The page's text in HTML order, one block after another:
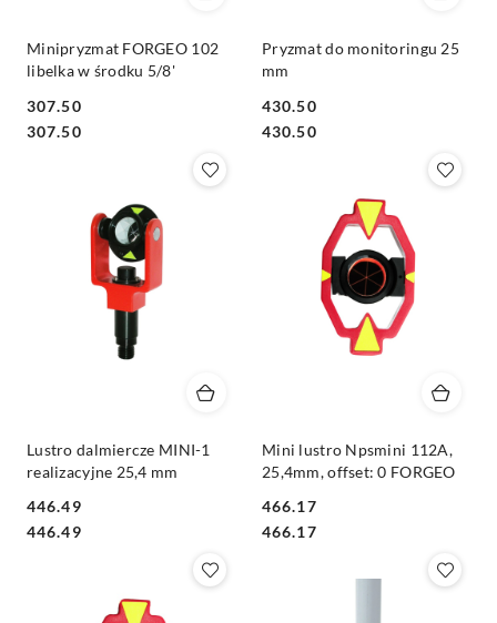
Minipryzmat FORGEO 102
libelka w środku 5/8'
Cena:
307.50
Cena:
307.50
Pryzmat do monitoringu 25
mm
Cena:
430.50
Cena:
430.50
Lustro dalmiercze MINI-1
realizacyjne 25,4 mm
Cena:
446.49
Cena:
446.49
Mini lustro Npsmini 112A,
25,4mm, offset: 0 FORGEO
Cena:
466.17
Cena:
466.17